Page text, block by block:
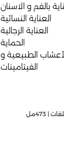
بالفم و الاسنان
العناية النسائية
العناية الرجالية
الحماية
الطبيعية و
الفيتامينات